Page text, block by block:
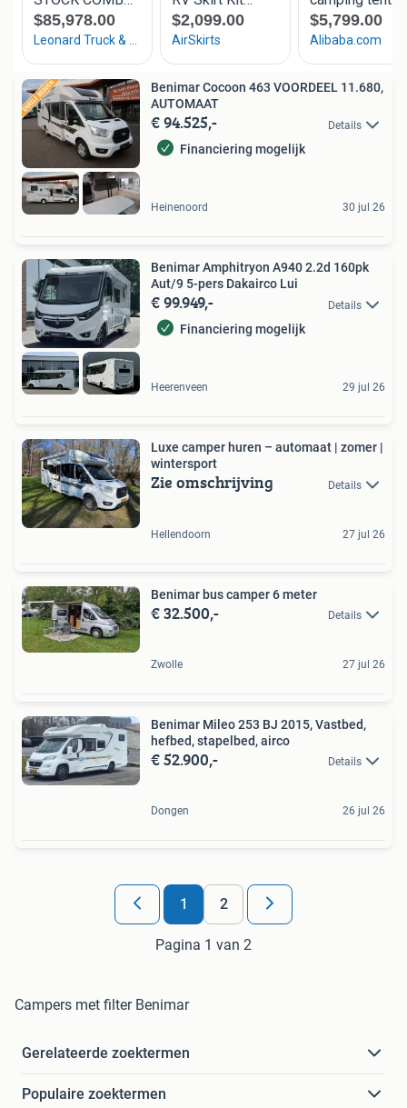
Benimar Cocoon 463 VOORDEEL 11.680,
AUTOMAAT
€ 94.525,- Details
Financiering mogelijk
Heinenoord 30 jul 26
Benimar Amphitryon A940 2.2d 160pk
Aut/9 5-pers Dakairco Lui
€ 99.949,- Details
Financiering mogelijk
Heerenveen 29 jul 26
Luxe camper huren – automaat | zomer |
wintersport
Zie omschrijving Details
Hellendoorn 27 jul 26
Benimar bus camper 6 meter
€ 32.500,- Details
Zwolle 27 jul 26
Benimar Mileo 253 BJ 2015, Vastbed,
hefbed, stapelbed, airco
€ 52.900,- Details
Dongen 26 jul 26
1 2
Pagina 1 van 2
Campers met filter Benimar
Gerelateerde zoektermen
Populaire zoektermen